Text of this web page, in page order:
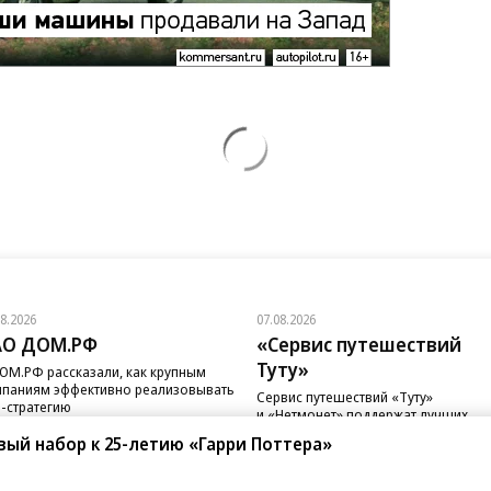
ДОМ.РФ
рассказали, как крупным
эффективно реализовывать
стратегию
07.08.2026
«Сервис путешествий
Туту»
Сервис путешествий «Туту»
и «Нетмонет» поддержат лучших
набор к 25-летию «Гарри Поттера»